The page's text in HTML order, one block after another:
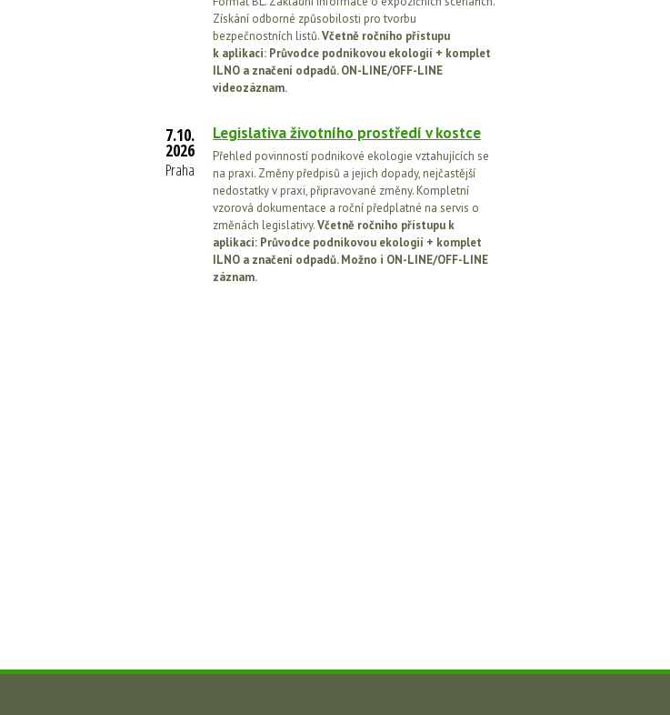
Získání odborné způsobilosti pro tvorbu
bezpečnostních listů.Včetně ročního přístupu
k aplikaci: Průvodce podnikovou ekologií + komplet
ILNO a značení odpadů. ON-LINE/OFF-LINE
videozáznam.
7.10.
2026
Praha
Legislativa životního prostředí v kostce
Přehled povinností podnikové ekologie vztahujících se
na praxi. Změny předpisů a jejich dopady, nejčastější
nedostatky v praxi, připravované změny. Kompletní
vzorová dokumentace a roční předplatné na servis o
změnách legislativy.Včetně ročního přístupu k
aplikaci: Průvodce podnikovou ekologií + komplet
ILNO a značení odpadů. Možno i ON-LINE/OFF-LINE
záznam.